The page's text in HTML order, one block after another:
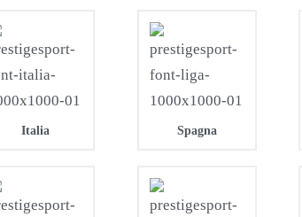
Italia Spagna